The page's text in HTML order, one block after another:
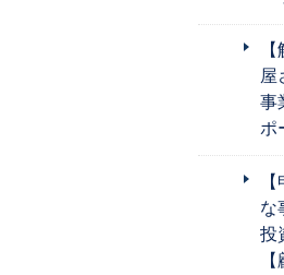
屋
事
ポ
な
投